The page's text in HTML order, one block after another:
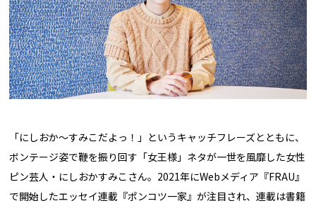
「にしおか〜すみこだよっ！」というキャッチフレーズとともに、
ボンテージ姿で鞭を振り回す「女王様」ネタが一世を風靡した女性
ピン芸人・にしおかすみこさん。2021年にWebメディア『FRAU』
で開始したエッセイ連載『ポンコツ一家』が注目され、連載は書籍